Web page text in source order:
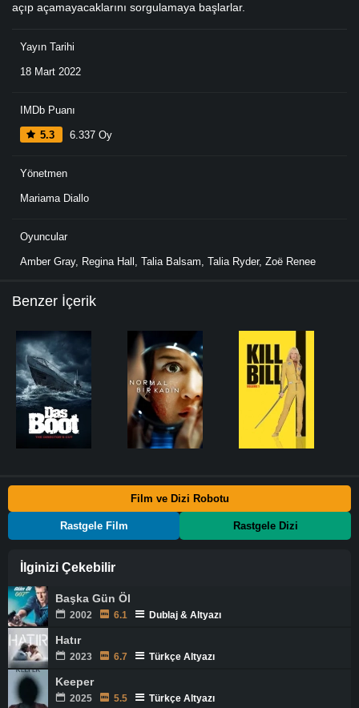
açıp açamayacaklarını sorgulamaya başlarlar.
Yayın Tarihi
18 Mart 2022
IMDb Puanı
5.3 6.337 Oy
Yönetmen
Mariama Diallo
Oyuncular
Amber Gray, Regina Hall , Talia Balsam, Talia Ryder, Zoë Renee
Benzer İçerik
Film ve Dizi Robotu
Rastgele Film Rastgele Dizi
İlginizi Çekebilir
Başka Gün Öl
2002 6.1 Dublaj & Altyazı
Hatır
2023 6.7 Türkçe Altyazı
Keeper
2025 5.5 Türkçe Altyazı